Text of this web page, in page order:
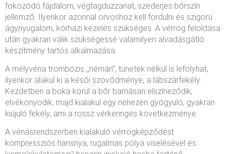
fokozódó fájdalom, végtagduzzanat, szederjes bőrszín
jellemző. Ilyenkor azonnal orvoshoz kell fordulni és szigorú
ágynyugalom, kórházi kezelés szükséges. A vérrög feloldása
után gyakran válik szükségessé valamilyen alvadásgátló
készítmény tartós alkalmazása.
A mélyvéna trombózis ,,némán”, tünetek nélkül is lefolyhat,
ilyenkor alakul ki a késői szövődménye, a lábszárfekély.
Kezdetben a boka körül a bőr barnásan elszíneződik,
elvékonyodik, majd kialakul egy nehezen gyógyuló, gyakran
kiújuló fekély, ami a rossz vérkeringés következménye.
A vénásrendszerben kialakuló vérrögképződést
kompressziós harisnya, rugalmas pólya viselésével és